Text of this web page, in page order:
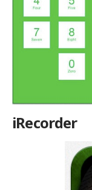
iRecorder